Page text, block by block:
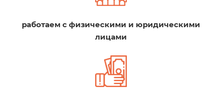
работаем с физическими и юридическими
лицами